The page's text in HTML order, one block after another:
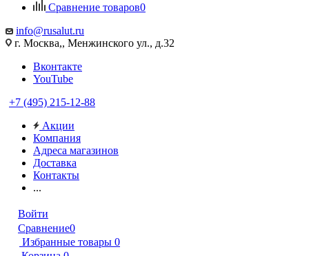
Сравнение товаров0
info@rusalut.ru
г. Москва,, Менжинского ул., д.32
Вконтакте
YouTube
+7 (495) 215-12-88
Акции
Компания
Адреса магазинов
Доставка
Контакты
...
Войти
Сравнение0
Избранные товары 0